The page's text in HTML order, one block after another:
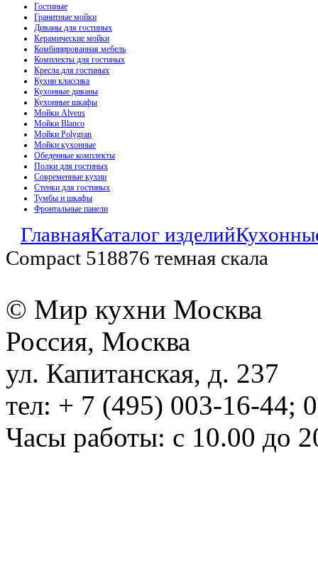
Гостиные
Гранитные мойки
Диваны для гостиных
Керамические мойки
Комбинированная мебель
Комплекты для гостиных
Кресла для гостиных
Кухни классика
Кухонные диваны
Кухонные шкафы
Мойки Alveus
Мойки Blanco
Мойки Polygran
Мойки кухонные
Обеденные комплекты
Полки для гостиных
Современные кухни
Стенки для гостиных
Тумбы и шкафы
Фронтальные панели
ГлавнаяКаталог изделий
Compact 518876 темная скала
© Мир кухни Москва
Россия, Москва
ул. Капитанская, д. 237
тел: + 7 (495) 003-16-44;
Часы работы: с 10.00 до